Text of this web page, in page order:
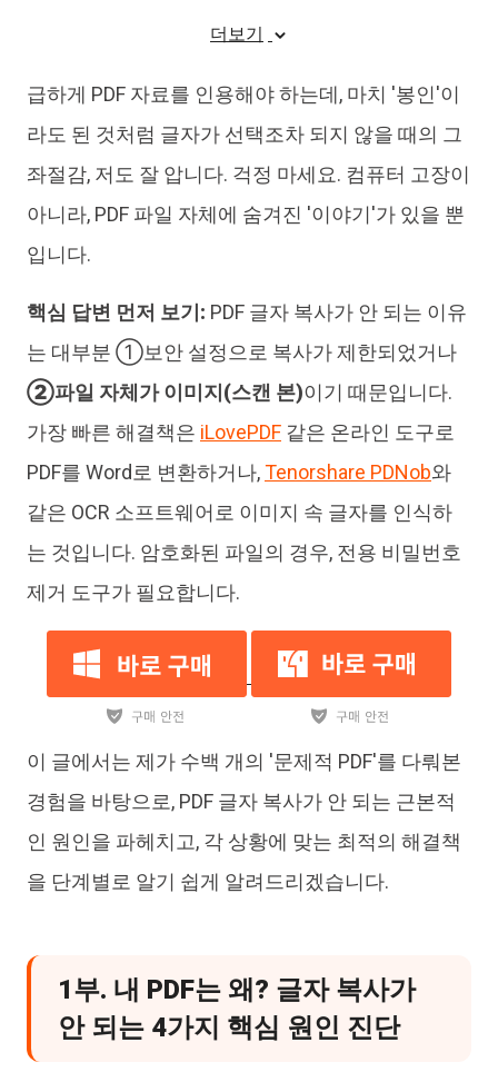
더보기
급하게 PDF 자료를 인용해야 하는데, 마치 '봉인'이
라도 된 것처럼 글자가 선택조차 되지 않을 때의 그
좌절감, 저도 잘 압니다. 걱정 마세요. 컴퓨터 고장이
아니라, PDF 파일 자체에 숨겨진 '이야기'가 있을 뿐
입니다.
핵심 답변 먼저 보기: PDF 글자 복사가 안 되는 이유
는 대부분 ①보안 설정으로 복사가 제한되었거나
②파일 자체가 이미지(스캔 본)이기 때문입니다.
가장 빠른 해결책은 iLovePDF 같은 온라인 도구로
PDF를 Word로 변환하거나,Tenorshare PDNob와
같은 OCR 소프트웨어로 이미지 속 글자를 인식하
는 것입니다. 암호화된 파일의 경우, 전용 비밀번호
제거 도구가 필요합니다.
이 글에서는 제가 수백 개의 '문제적 PDF'를 다뤄본
경험을 바탕으로, PDF 글자 복사가 안 되는 근본적
인 원인을 파헤치고, 각 상황에 맞는 최적의 해결책
을 단계별로 알기 쉽게 알려드리겠습니다.
1부. 내 PDF는 왜? 글자 복사가
안 되는 4가지 핵심 원인 진단